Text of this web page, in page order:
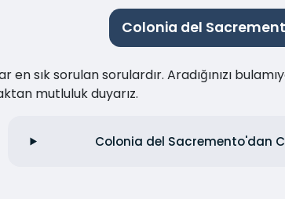
Colonia del
en sık sorulan sorulardır. Aradığınızı
mutluluk duyarız.
Colonia del Sacremento'dan